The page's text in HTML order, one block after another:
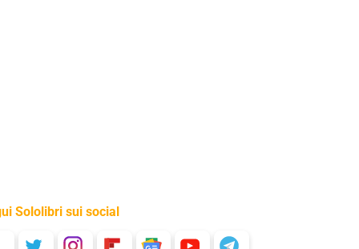
Sololibri sui social